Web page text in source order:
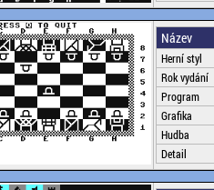
Název
Herní styl
Rok vydání
Program
Grafika
Hudba
Detail